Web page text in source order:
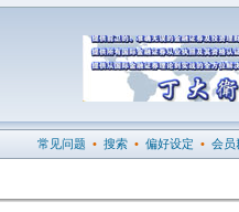
常见问题 • 搜索 • 偏好设定 • 会员